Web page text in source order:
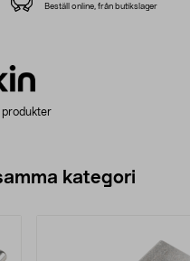
produkter
Beställ online, från butikslager
kategori